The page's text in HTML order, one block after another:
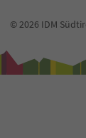
© 2026 IDM